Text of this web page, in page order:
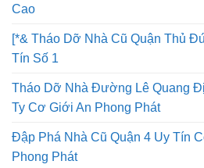
Cao
[*& Tháo Dỡ Nhà Cũ Quận Thủ
Tín Số 1
Tháo Dỡ Nhà Đường Lê Quang
Ty Cơ Giới An Phong Phát
Đập Phá Nhà Cũ Quận 4 Uy Tín
Phong Phát